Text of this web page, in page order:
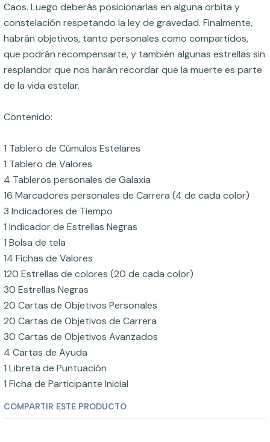
Caos. Luego deberás posicionarlas en alguna orbita y
constelación respetando la ley de gravedad. Finalmente,
habrán objetivos, tanto personales como compartidos,
que podrán recompensarte, y también algunas estrellas sin
resplandor que nos harán recordar que la muerte es parte
de la vida estelar.
Contenido:
1 Tablero de Cúmulos Estelares
1 Tablero de Valores
4 Tableros personales de Galaxia
16 Marcadores personales de Carrera (4 de cada color)
3 Indicadores de Tiempo
1 Indicador de Estrellas Negras
1 Bolsa de tela
14 Fichas de Valores
120 Estrellas de colores (20 de cada color)
30 Estrellas Negras
20 Cartas de Objetivos Personales
20 Cartas de Objetivos de Carrera
30 Cartas de Objetivos Avanzados
4 Cartas de Ayuda
1 Libreta de Puntuación
1 Ficha de Participante Inicial
COMPARTIR ESTE PRODUCTO